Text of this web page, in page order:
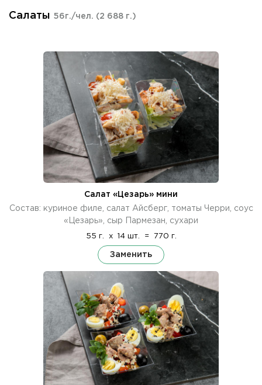
Салаты 56г./чел. (2 688 г.)
Салат «Цезарь» мини
Состав: куриное филе, салат Айсберг, томаты Черри, соус
«Цезарь», сыр Пармезан, сухари
55 г. x 14 шт. = 770 г.
Заменить